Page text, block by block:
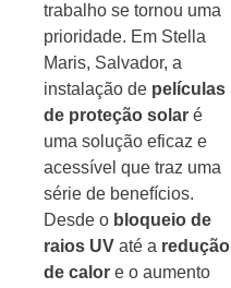
trabalho se tornou uma
prioridade. Em Stella
Maris, Salvador, a
instalação de películas
de proteção solar é
uma solução eficaz e
acessível que traz uma
série de benefícios.
Desde o bloqueio de
raios UV até a redução
de calor e o aumento